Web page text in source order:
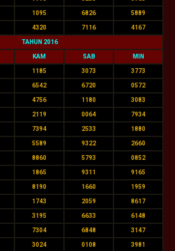
1095 6826 5889
4320 7116 4167
TAHUN 2016
KAM SAB MIN
1185 3073 3773
6542 6720 0572
4756 1180 3083
2119 0064 7934
7394 2533 1880
5589 9322 2660
8860 5793 0852
1865 9311 9165
8190 1660 1959
1743 2059 8617
3195 6633 6148
7304 6848 3147
3024 0108 3981